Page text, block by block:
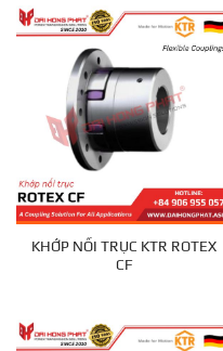
KHỚP NỐI TRỤC KTR ROTEX
CF